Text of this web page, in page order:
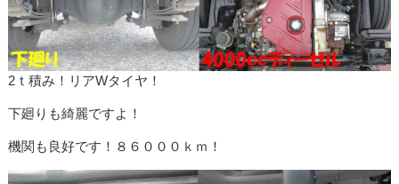
2ｔ積み！リアWタイヤ！
下廻りも綺麗ですよ！
機関も良好です！８６０００ｋｍ！